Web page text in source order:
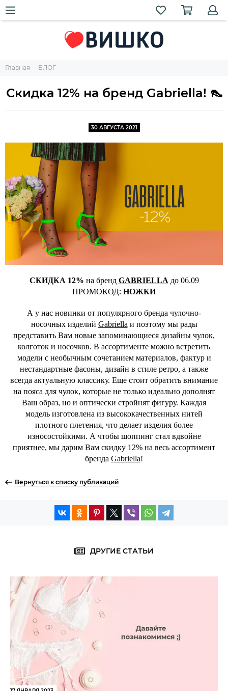
Главная БЛОГ
Скидка 12% на бренд Gabriella! 👠
30 АВГУСТА 2021
СКИДКА 12% на бренд GABRIELLA до 06.09
ПРОМОКОД: НОЖКИ
А у нас новинки от популярного бренда чулочно-
носочных изделий Gabriella и поэтому мы рады
представить Вам новые запоминающиеся дизайны чулок,
колготок и носочков. В ассортименте можно встретить
модели с необычным сочетанием материалов, фактур и
нестандартные фасоны, дизайн в стиле ретро, а также
всегда актуальную классику. Еще стоит обратить внимание
на пояса для чулок, которые не только идеально дополнят
Ваш образ, но и оптически стройнят фигуру. Каждая
модель изготовлена из высококачественных нитей
плотного плетения, что делает изделия более
износостойкими. А чтобы шоппинг стал вдвойне
приятнее, мы дарим Вам скидку 12% на весь ассортимент
бренда Gabriella!
Вернуться к списку публикаций
ДРУГИЕ СТАТЬИ